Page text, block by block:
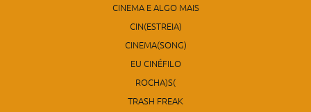
CINEMA E ALGO MAIS
CIN(ESTREIA)
CINEMA(SONG)
EU CINÉFILO
ROCHA)S(
TRASH FREAK